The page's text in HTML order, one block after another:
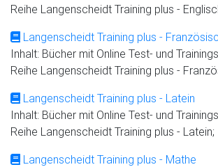
Reihe Langenscheidt Training plus -
Langenscheidt Training plus -
Inhalt: Bücher mit Online Test- und
Reihe Langenscheidt Training plus -
Langenscheidt Training plus - Latein
Inhalt: Bücher mit Online Test- und
Reihe Langenscheidt Training plus - Latein;
Langenscheidt Training plus - Mathe